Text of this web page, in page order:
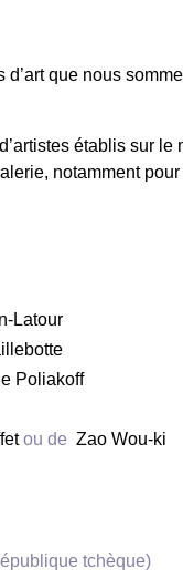
que nous
établis sur le
notamment
Latour
Poliakoff
ou deZao Wou-ki
tchèque)